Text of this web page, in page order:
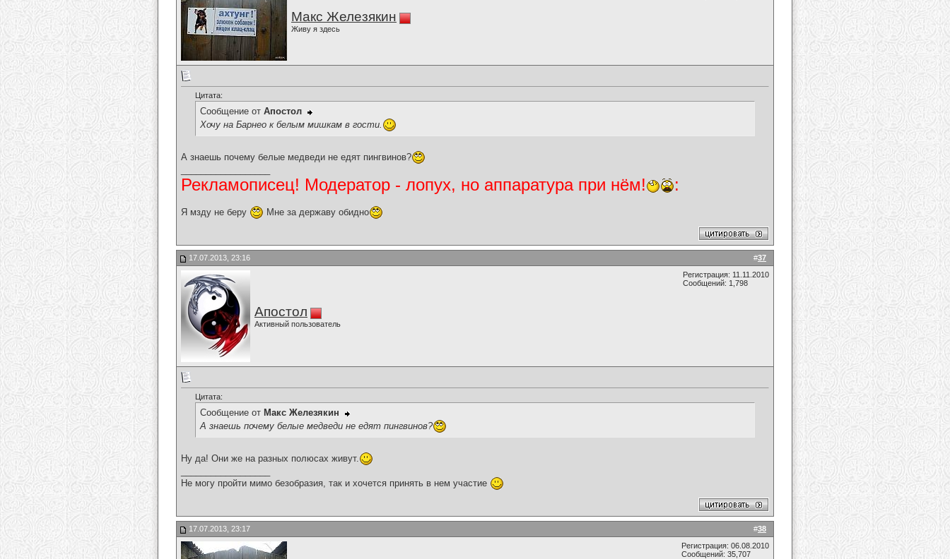
Макс Железякин
Живу я здесь
Цитата:
Сообщение от Апостол
Хочу на Барнео к белым мишкам в гости.
А знаешь почему белые медведи не едят пингвинов?
Рекламописец! Модератор - лопух, но аппаратура при нём! :
Я мзду не беру Мне за державу обидно
#37
17.07.2013, 23:16
Апостол
Активный пользователь
Регистрация: 11.11.2010
Сообщений: 1,798
Цитата:
Сообщение от Макс Железякин
А знаешь почему белые медведи не едят пингвинов?
Ну да! Они же на разных полюсах живут.
Не могу пройти мимо безобразия, так и хочется принять в нем участие
#38
17.07.2013, 23:17
Регистрация: 06.08.2010
Сообщений: 35,707